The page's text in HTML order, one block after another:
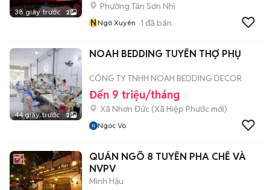
38 giây trước 2
Phường Tân Sơn Nhì
NNgô Xuyên 1 đã bán
44 giây trước 2
NOAH BEDDING TUYỂN THỢ PHỤ
CÔNG TY TNHH NOAH BEDDING DECOR
Đến 9 triệu/tháng
Xã Nhơn Đức (Xã Hiệp Phước mới)
Ngoc Vo
QUÁN NGÕ 8 TUYỂN PHA CHẾ VÀ
NVPV
Minh Hậu